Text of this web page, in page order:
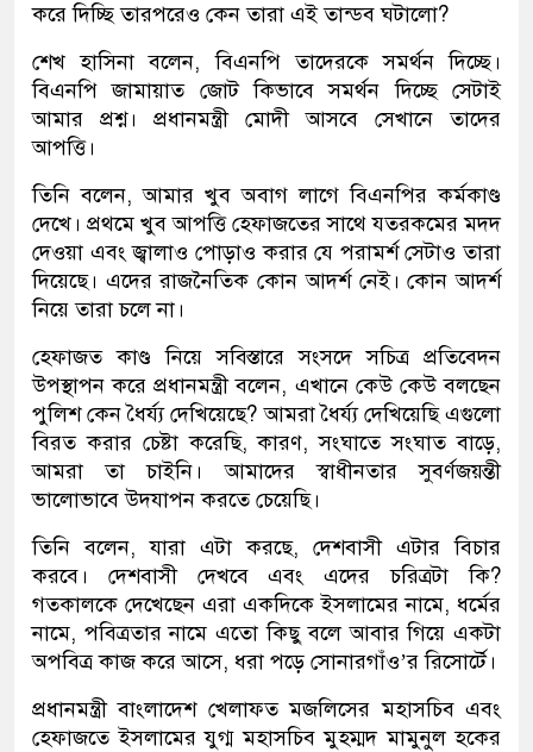
করে দিচ্ছি তারপরেও কেন তারা এই তান্ডব ঘটালো?
শেখ হাসিনা বলেন, বিএনপি তাদেরকে সমর্থন দিচ্ছে।
বিএনপি জামায়াত জোট কিভাবে সমর্থন দিচ্ছে সেটাই
আমার প্রশ্ন। প্রধানমন্ত্রী মোদী আসবে সেখানে তাদের
আপত্তি।
তিনি বলেন, আমার খুব অবাগ লাগে বিএনপির কর্মকাণ্ড
দেখে। প্রথমে খুব আপত্তি হেফাজতের সাথে যতরকমের মদদ
দেওয়া এবং জ্বালাও পোড়াও করার যে পরামর্শ সেটাও তারা
দিয়েছে। এদের রাজনৈতিক কোন আদর্শ নেই। কোন আদর্শ
নিয়ে তারা চলে না।
হেফাজত কাণ্ড নিয়ে সবিস্তারে সংসদে সচিত্র প্রতিবেদন
উপস্থাপন করে প্রধানমন্ত্রী বলেন, এখানে কেউ কেউ বলছেন
পুলিশ কেন ধৈর্য্য দেখিয়েছে? আমরা ধৈর্য্য দেখিয়েছি এগুলো
বিরত করার চেষ্টা করেছি, কারণ, সংঘাতে সংঘাত বাড়ে,
আমরা তা চাইনি। আমাদের স্বাধীনতার সুবর্ণজয়ন্তী
ভালোভাবে উদযাপন করতে চেয়েছি।
তিনি বলেন, যারা এটা করছে, দেশবাসী এটার বিচার
করবে। দেশবাসী দেখবে এবং এদের চরিত্রটা কি?
গতকালকে দেখেছেন এরা একদিকে ইসলামের নামে, ধর্মের
নামে, পবিত্রতার নামে এতো কিছু বলে আবার গিয়ে একটা
অপবিত্র কাজ করে আসে, ধরা পড়ে সোনারগাঁও’র রিসোর্টে।
প্রধানমন্ত্রী বাংলাদেশ খেলাফত মজলিসের মহাসচিব এবং
হেফাজতে ইসলামের যুগ্ম মহাসচিব মুহম্মদ মামুনুল হকের